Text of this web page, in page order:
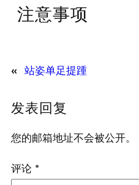
注意事项
« 站姿单足提踵
发表回复
您的邮箱地址不会被公开。
评论 *